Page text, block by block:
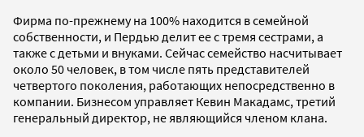
Фирма по-прежнему на 100% находится в семейной
собственности, и Пердью делит ее с тремя сестрами, а
также с детьми и внуками. Сейчас семейство насчитывает
около 50 человек, в том числе пять представителей
четвертого поколения, работающих непосредственно в
компании. Бизнесом управляет Кевин Макадамс, третий
генеральный директор, не являющийся членом клана.